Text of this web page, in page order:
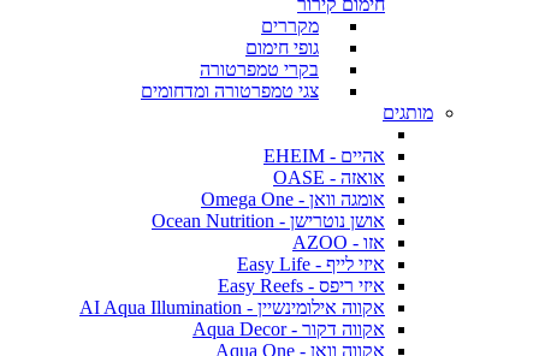
מקררים
גופי חימום
בקרי טמפרטורה
צגי טמפרטורה ומדחומים
מותגים
אהיים - EHEIM
אואזה - OASE
אומגה וואן - Omega One
אושן נוטרישן - Ocean Nutrition
אזו - AZOO
איזי לייף - Easy Life
איזי ריפס - Easy Reefs
אקווה אילומינשיין - AI Aqua Illumination
אקווה דקור - Aqua Decor
אקווה וואן - Aqua One